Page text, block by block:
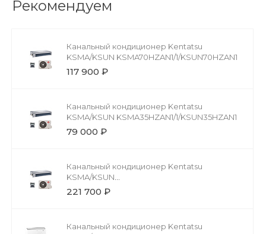
Рекомендуем
Канальный кондиционер Kentatsu
KSMA/KSUN KSMA70HZAN1/1/KSUN70HZAN1
117 900 ₽
Канальный кондиционер Kentatsu
KSMA/KSUN KSMA35HZAN1/1/KSUN35HZAN1
79 000 ₽
Канальный кондиционер Kentatsu
KSMA/KSUN
KSMA165HZAN1/1/KSUN165HZAN3
221 700 ₽
Канальный кондиционер Kentatsu